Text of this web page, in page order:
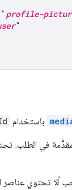
profile-
"
باستخدام
في الطلب.
الوسائط التي يمكنك طلبها في